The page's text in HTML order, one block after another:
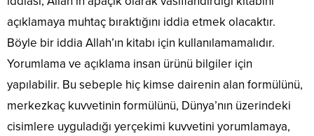
açıklamaya muhtaç bıraktığını iddia etmek olacaktır.
Böyle bir iddia Allah’ın kitabı için kullanılamamalıdır.
Yorumlama ve açıklama insan ürünü bilgiler için
yapılabilir. Bu sebeple hiç kimse dairenin alan formülünü,
merkezkaç kuvvetinin formülünü, Dünya’nın üzerindeki
cisimlere uyguladığı yerçekimi kuvvetini yorumlamaya,